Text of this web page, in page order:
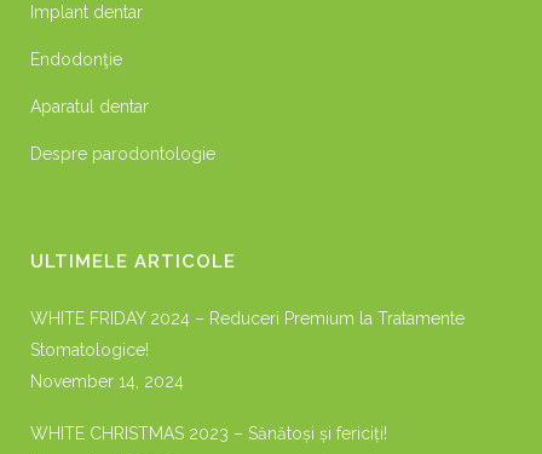
Implant dentar
Endodonţie
Aparatul dentar
Despre parodontologie
ULTIMELE ARTICOLE
WHITE FRIDAY 2024 – Reduceri Premium la Tratamente
Stomatologice!
November 14, 2024
WHITE CHRISTMAS 2023 – Sănătoși și fericiți!